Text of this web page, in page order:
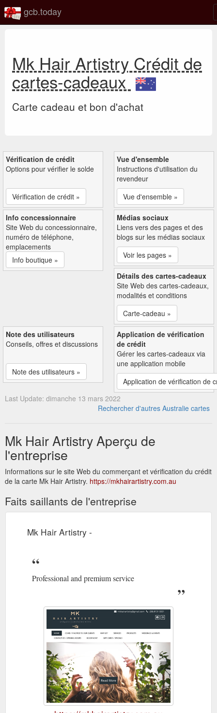
gcb.today
Mk Hair Artistry Crédit de
cartes-cadeaux
Carte cadeau et bon d'achat
Vérification de crédit
Options pour vérifier le solde
Vérification de crédit »
Vue d'ensemble
Instructions d'utilisation du
revendeur
Vue d'ensemble »
Info concessionnaire
Site Web du concessionnaire,
numéro de téléphone,
emplacements
Info boutique »
Médias sociaux
Liens vers des pages et des
blogs sur les médias sociaux
Voir les pages »
Détails des cartes-cadeaux
Site Web des cartes-cadeaux,
modalités et conditions
Carte-cadeau »
Note des utilisateurs
Conseils, offres et discussions
Note des utilisateurs »
Application de vérification
de crédit
Gérer les cartes-cadeaux via
une application mobile
Application de vérification de
Last Update: dimanche 13 mars 2022
Rechercher d'autres Australie cartes
Mk Hair Artistry Aperçu de
l'entreprise
Informations sur le site Web du commerçant et vérification du crédit
de la carte Mk Hair Artistry. https://mkhairartistry.com.au
Faits saillants de l'entreprise
Mk Hair Artistry -
Professional and premium service